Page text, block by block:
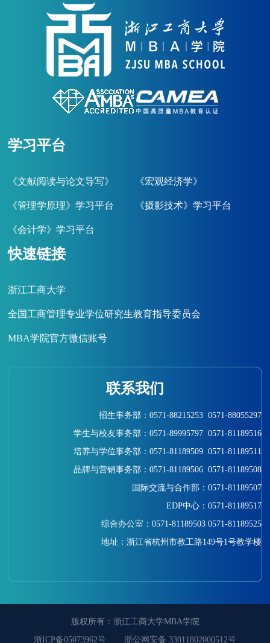
学习平台
《文献阅读与论文导写》 《宏观经济学》
《管理学原理》学习平台 《摄影技术》学习平台
《会计学》学习平台
快速链接
浙江工商大学
全国工商管理专业学位研究生教育指导委员会
MBA学院官方微信账号
联系我们
招生事务部：0571-88215253 0571-88055297
学生与校友事务部：0571-89995797 0571-81189516
培养与学位事务部：0571-81189509 0571-81189511
品牌与营销事务部： 0571-81189506 0571-81189508
国际交流与合作部：0571-81189507
EDP中心：0571-81189517
综合办公室 ： 0571-81189503 0571-81189525
地址：浙江省杭州市教工路149号1号教学楼
版权所有：浙江工商大学MBA学院
浙ICP备05073962号
浙公网安备 33011802000512号